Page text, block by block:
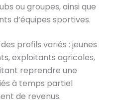
ou groupes, ainsi que
d’équipes sportives.
profils variés : jeunes
exploitants agricoles,
reprendre une
à temps partiel
de revenus.